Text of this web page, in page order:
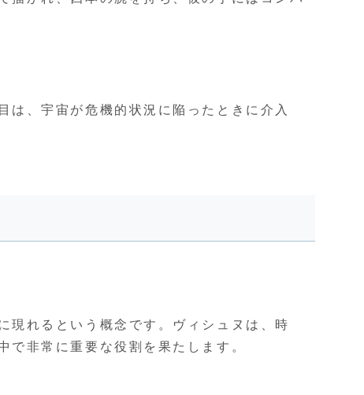
は、宇宙が危機的状況に陥ったときに介入
現れるという概念です。ヴィシュヌは、時
非常に重要な役割を果たします。